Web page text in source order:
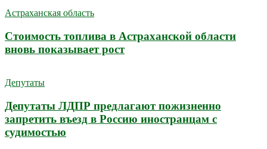
Астраханская область
Стоимость топлива в Астраханской области
вновь показывает рост
Депутаты
Депутаты ЛДПР предлагают пожизненно
запретить въезд в Россию иностранцам с
судимостью